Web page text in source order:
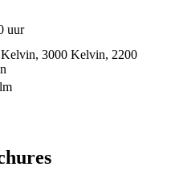
uur
, 3000 Kelvin, 2200